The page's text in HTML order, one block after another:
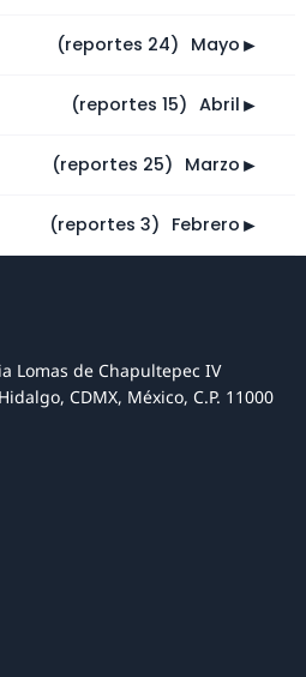
►
Mayo
(24 reportes)
►
Abril
⠀
(15 reportes)
►
Marzo
(25 reportes)
►
Febrero
(3 reportes)
Lomas de Chapultepec IV
CDMX, México, C.P. 11000.